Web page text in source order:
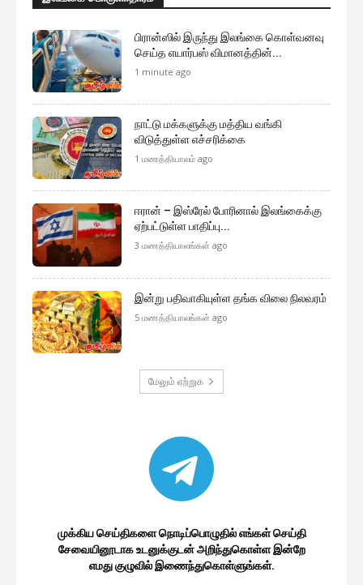
சேவையினூடாக உடனுக்குடன் அறிந்துகொள்ள இன்றே
எமது குழுவில் இணைந்துகொள்ளுங்கள்.
பிரான்ஸில் இருந்து இலங்கை கொள்வனவு
செய்த எயார்பஸ் விமானத்தின்...
1 minute ago